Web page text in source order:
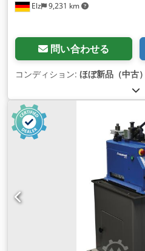
Elz 9,231 km
問い合わせる
コンディション: ほぼ新品（中古）